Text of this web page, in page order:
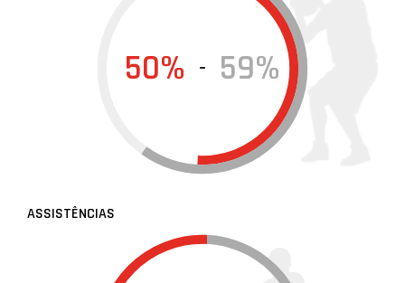
50% - 59%
ASSISTÊNCIAS